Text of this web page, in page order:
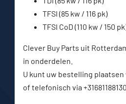
TFSI (85 kw / 116 pk)
TFSI CoD (110 kw / 150
Clever Buy Parts uit
in onderdelen.
U kunt uw bestelling plaatsen
of telefonisch via +31681188130